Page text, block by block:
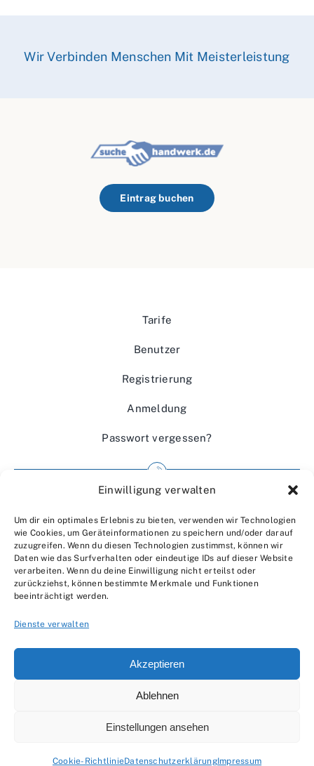
Einwilligung verwalten
Um dir ein optimales Erlebnis zu bieten, verwenden wir Technologien
wie Cookies, um Geräteinformationen zu speichern und/oder darauf
zuzugreifen. Wenn du diesen Technologien zustimmst, können wir
Daten wie das Surfverhalten oder eindeutige IDs auf dieser Website
verarbeiten. Wenn du deine Einwilligung nicht erteilst oder
zurückziehst, können bestimmte Merkmale und Funktionen
beeinträchtigt werden.
Dienste verwalten
Akzeptieren
Ablehnen
Einstellungen ansehen
Cookie-RichtlinieDatenschutzerklärungImpressum
Wir Verbinden Menschen Mit Meisterleistung
Eintrag buchen
Tarife
Benutzer
Registrierung
Anmeldung
Passwort vergessen?
Wir über uns
Kontakt
Datenschutzerklärung
© 2007 - 2026 •by Moveco